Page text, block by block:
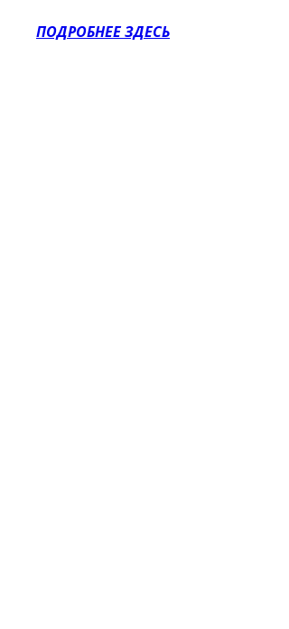
ПОДРОБНЕЕ ЗДЕСЬ